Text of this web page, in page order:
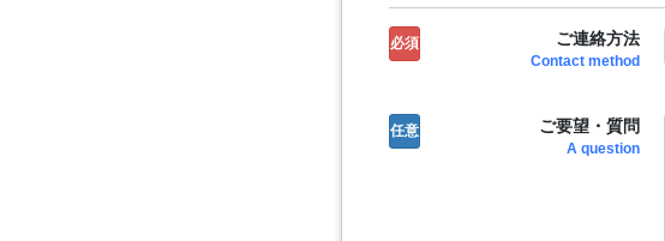
必須 ご連絡方法
Contact method
任意 ご要望・質問
A question